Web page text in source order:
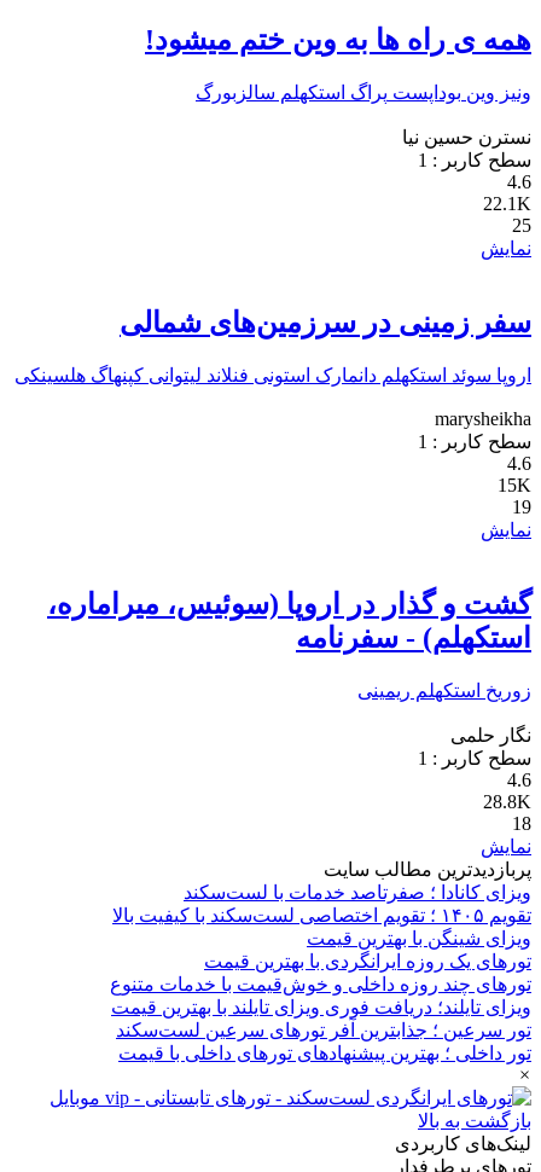
همه ی راه ها به وین ختم میشود!
ونیز وین بوداپست پراگ استکهلم سالزبورگ
نسترن حسین نیا
سطح کاربر : 1
4.6
22.1K
25
نمایش
سفر زمینی در سرزمین‌های شمالی
اروپا سوئد استکهلم دانمارک استونی فنلاند لیتوانی کپنهاگ هلسینکی
marysheikha
سطح کاربر : 1
4.6
15K
19
نمایش
گشت و گذار در اروپا (سوئیس، میراماره،
استکهلم) - سفرنامه
زوریخ استکهلم ریمینی
نگار حلمی
سطح کاربر : 1
4.6
28.8K
18
نمایش
پربازدیدترین مطالب سایت
ویزای کانادا ؛ صفرتاصد خدمات با لست‌سکند
تقویم ۱۴۰۵ ؛ تقویم اختصاصی لست‌سکند با کیفیت بالا
ویزای شینگن با بهترین قیمت
تورهای یک روزه ایرانگردی با بهترین قیمت
تورهای چند روزه داخلی و خوش‌قیمت با خدمات متنوع
ویزای تایلند؛ دریافت فوری ویزای تایلند با بهترین قیمت
تور سرعین ؛ جذابترین آفر تورهای سرعین لست‌سکند
تور داخلی ؛ بهترین پیشنهادهای تورهای داخلی با قیمت
×
بازگشت به بالا
لینک‌های کاربردی
تورهای پرطرفدار